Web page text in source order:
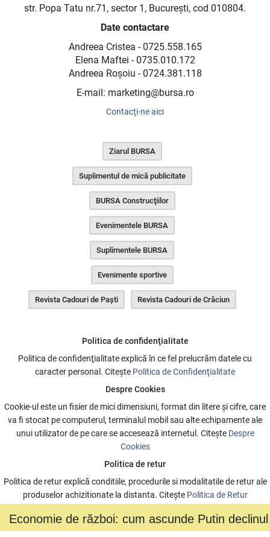
Economie de război: cum ascunde Putin
str. Popa Tatu nr.71, sector 1, Bucureşti, cod 010804.
Date contactare
Andreea Cristea - 0725.558.165
Elena Maftei - 0735.010.172
Andreea Roşoiu - 0724.381.118
E-mail: marketing@bursa.ro
Contacţi-ne aici
Ziarul BURSA
Suplimentul de mică publicitate
BURSA Construcţiilor
Evenimentele BURSA
Suplimentele BURSA
Evenimente sportive
Revista Cadouri de Paşti Revista Cadouri de Crăciun
Politica de confidenţialitate
Politica de confidenţialitate explică în ce fel prelucrăm datele cu
caracter personal. Citeşte Politica de Confidenţialitate
Despre Cookies
Cookie-ul este un fisier de mici dimensiuni, format din litere şi cifre, care
va fi stocat pe computerul, terminalul mobil sau alte echipamente ale
unui utilizator de pe care se accesează internetul. Citeşte Despre
Cookies
Politica de retur
Politica de retur explică conditiile, procedurile si modalitatile de retur ale
produselor achizitionate la distanta. Citeşte Politica de Retur
NEWSLETTER